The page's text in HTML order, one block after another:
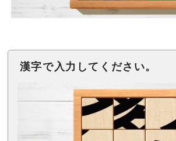
漢字で入力してください。